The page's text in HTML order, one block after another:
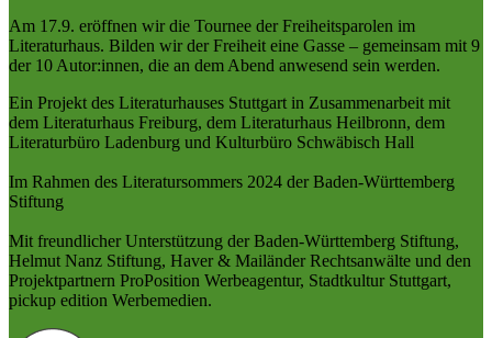
Am 17.9. eröffnen wir die Tournee der Freiheitsparolen im
Literaturhaus. Bilden wir der Freiheit eine Gasse – gemeinsam mit 9
der 10 Autor:innen, die an dem Abend anwesend sein werden.
Ein Projekt des Literaturhauses Stuttgart in Zusammenarbeit mit
dem Literaturhaus Freiburg, dem Literaturhaus Heilbronn, dem
Literaturbüro Ladenburg und Kulturbüro Schwäbisch Hall
Im Rahmen des Literatursommers 2024 der Baden-Württemberg
Stiftung
Mit freundlicher Unterstützung der Baden-Württemberg Stiftung,
Helmut Nanz Stiftung, Haver & Mailänder Rechtsanwälte und den
Projektpartnern ProPosition Werbeagentur, Stadtkultur Stuttgart,
pickup edition Werbemedien.